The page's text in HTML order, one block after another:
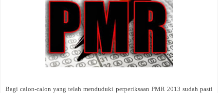
Bagi calon-calon yang telah menduduki perperiksaan PMR 2013 sudah pasti